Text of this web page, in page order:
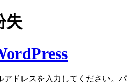
失
アドレスを入力してください。パ